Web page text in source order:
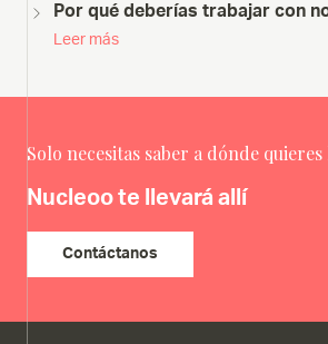
Por qué deberías trabajar con
Leer más
Solo necesitas saber a dónde
Nucleoo te llevará allí
Contáctanos